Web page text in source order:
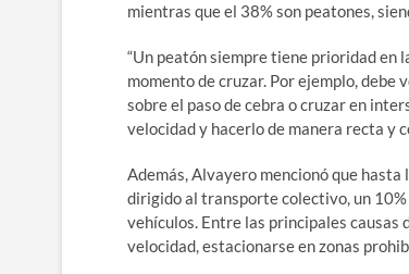
mientras que el 38% son peatones,
“Un peatón siempre tiene prioridad en
momento de cruzar. Por ejemplo, debe
sobre el paso de cebra o cruzar en
velocidad y hacerlo de manera recta y
Además, Alvayero mencionó que
dirigido al transporte colectivo, un
vehículos. Entre las principales causas
velocidad, estacionarse en zonas